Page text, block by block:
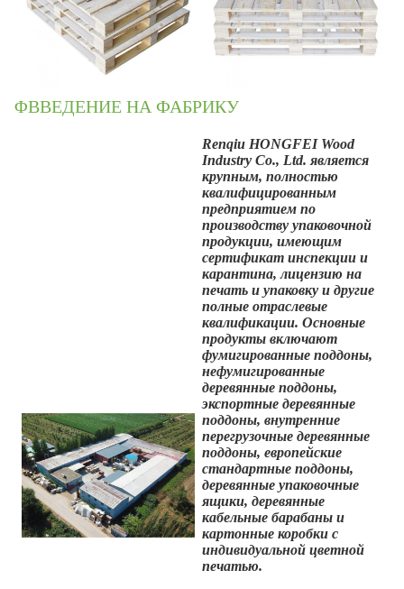
ΦВВЕДЕНИЕ НА ФАБРИКУ
Renqiu HONGFEI Wood
Industry Co., Ltd. является
крупным, полностью
квалифицированным
предприятием по
производству упаковочной
продукции, имеющим
сертификат инспекции и
карантина, лицензию на
печать и упаковку и другие
полные отраслевые
квалификации. Основные
продукты включают
фумигированные поддоны,
нефумигированные
деревянные поддоны,
экспортные деревянные
поддоны, внутренние
перегрузочные деревянные
поддоны, европейские
стандартные поддоны,
деревянные упаковочные
ящики, деревянные
кабельные барабаны и
картонные коробки с
индивидуальной цветной
печатью.